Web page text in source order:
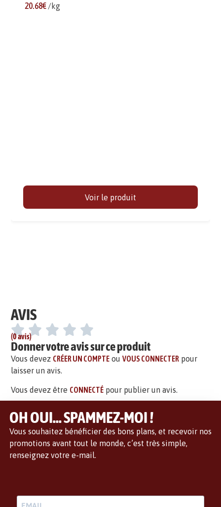
20.68€ /kg
Voir le produit
AVIS
(0 avis)
Donner votre avis sur ce produit
Vous devez CRÉER UN COMPTE ouVOUS CONNECTER pour
laisser un avis.
Vous devez être CONNECTÉ pour publier un avis.
OH OUI... SPAMMEZ-MOI !
Vous souhaitez bénéficier des bons plans, et recevoir nos
promotions avant tout le monde, c’est très simple,
renseignez votre e-mail.